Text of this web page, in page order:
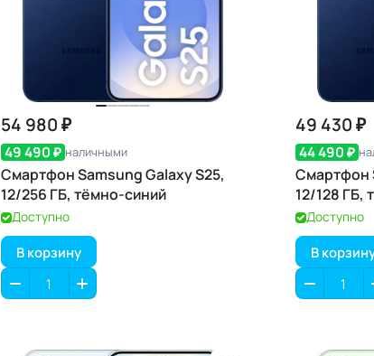
54 980 ₽
49 490 ₽ наличными
Смартфон Samsung Galaxy S25,
12/256 ГБ, тёмно-синий
Доступно
В корзину
49 430 ₽
44 490 ₽
Смартфон
12/128 ГБ,
Доступно
В